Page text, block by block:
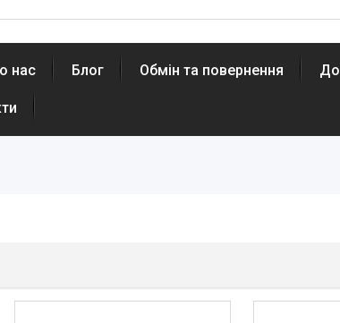
нас Блог Обмін та повернення